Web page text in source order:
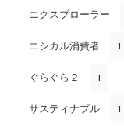
エクスプローラー
エシカル消費者 1
ぐらぐら２ 1
サスティナブル 1